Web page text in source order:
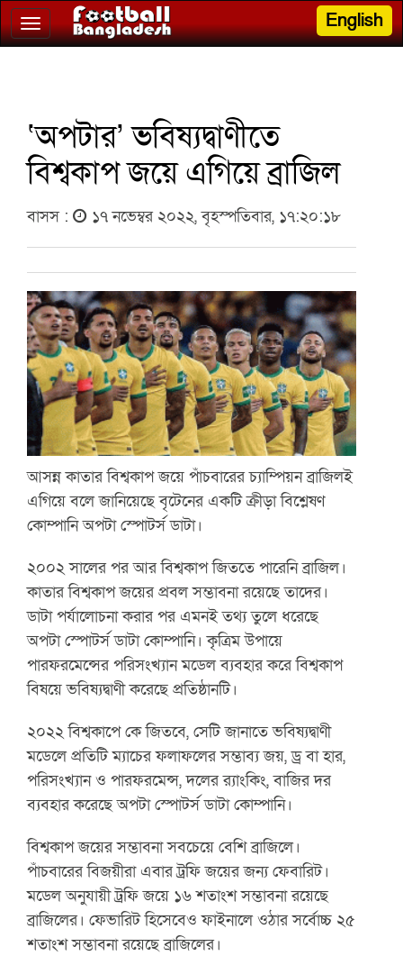
Toggle
navigation
English
‘অপটার’ ভবিষ্যদ্বাণীতে
বিশ্বকাপ জয়ে এগিয়ে ব্রাজিল
বাসস : ১৭ নভেম্বর ২০২২, বৃহস্পতিবার, ১৭:২০:১৮
আসন্ন কাতার বিশ্বকাপ জয়ে পাঁচবারের চ্যাম্পিয়ন ব্রাজিলই
এগিয়ে বলে জানিয়েছে বৃটেনের একটি ক্রীড়া বিশ্লেষণ
কোম্পানি অপটা স্পোটর্স ডাটা।
২০০২ সালের পর আর বিশ্বকাপ জিততে পারেনি ব্রাজিল।
কাতার বিশ্বকাপ জয়ের প্রবল সম্ভাবনা রয়েছে তাদের।
ডাটা পর্যালোচনা করার পর এমনই তথ্য তুলে ধরেছে
অপটা স্পোটর্স ডাটা কোম্পানি। কৃত্রিম উপায়ে
পারফরমেন্সের পরিসংখ্যান মডেল ব্যবহার করে বিশ্বকাপ
বিষয়ে ভবিষ্যদ্বাণী করেছে প্রতিষ্ঠানটি।
২০২২ বিশ্বকাপে কে জিতবে, সেটি জানাতে ভবিষ্যদ্বাণী
মডেলে প্রতিটি ম্যাচের ফলাফলের সম্ভাব্য জয়, ড্র বা হার,
পরিসংখ্যান ও পারফরমেন্স, দলের র‌্যাংকিং, বাজির দর
ব্যবহার করেছে অপটা স্পোটর্স ডাটা কোম্পানি।
বিশ্বকাপ জয়ের সম্ভাবনা সবচেয়ে বেশি ব্রাজিলে।
পাঁচবারের বিজয়ীরা এবার ট্রফি জয়ের জন্য ফেবারিট।
মডেল অনুযায়ী ট্রফি জয়ে ১৬ শতাংশ সম্ভাবনা রয়েছে
ব্রাজিলের। ফেভারিট হিসেবেও ফাইনালে ওঠার সর্বোচ্চ ২৫
শতাংশ সম্ভাবনা রয়েছে ব্রাজিলের।